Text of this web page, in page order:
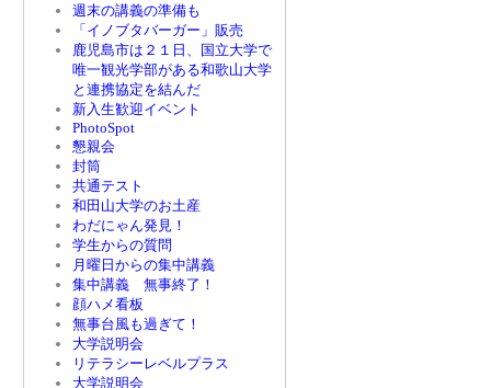
週末の講義の準備も
「イノブタバーガー」販売
鹿児島市は２１日、国立大学で
唯一観光学部がある和歌山大学
と連携協定を結んだ
新入生歓迎イベント
PhotoSpot
懇親会
封筒
共通テスト
和田山大学のお土産
わだにゃん発見！
学生からの質問
月曜日からの集中講義
集中講義 無事終了！
顔ハメ看板
無事台風も過ぎて！
大学説明会
リテラシーレベルプラス
大学説明会